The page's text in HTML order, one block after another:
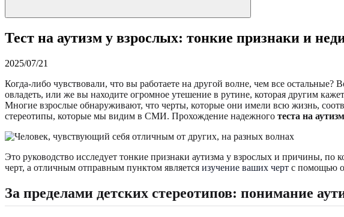
Тест на аутизм у взрослых: тонкие признаки и
2025/07/21
Когда-либо чувствовали, что вы работаете на другой волне, чем все
овладеть, или же вы находите огромное утешение в рутине, которая другим
Многие взрослые обнаруживают, что черты, которые они имели всю жизнь,
стереотипы, которые мы видим в СМИ. Прохождение надежного теста на аутизм
Это руководство исследует тонкие признаки аутизма у взрослых и причины,
черт, а отличным отправным пунктом является изучение ваших черт с помощью
За пределами детских стереотипов: понимание